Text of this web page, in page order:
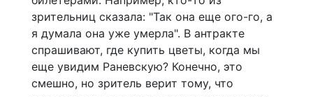
зрительниц сказала: "Так она еще ого-го, а
я думала она уже умерла". В антракте
спрашивают, где купить цветы, когда мы
еще увидим Раневскую? Конечно, это
смешно, но зритель верит тому, что